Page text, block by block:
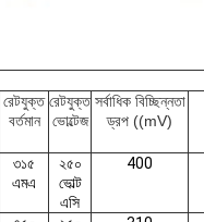
রেটযুক্ত
বর্তমান
রেটযুক্ত
ভোল্টেজ
সর্বাধিক বিচ্ছিন্নতা
ড্রপ ((mV)
৩১৫
এমএ
২৫০
ভোল্ট
এসি
400